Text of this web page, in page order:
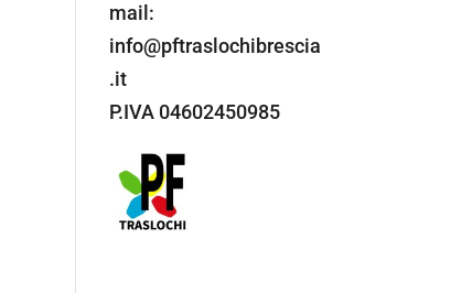
mail:
info@pftraslochibrescia
.it
P.IVA 04602450985